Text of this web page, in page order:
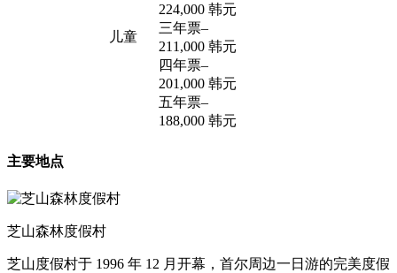
儿童
224,000 韩元
三年票–
211,000 韩元
四年票–
201,000 韩元
五年票–
188,000 韩元
主要地点
芝山森林度假村
芝山度假村于 1996 年 12 月开幕，首尔周边一日游的完美度假